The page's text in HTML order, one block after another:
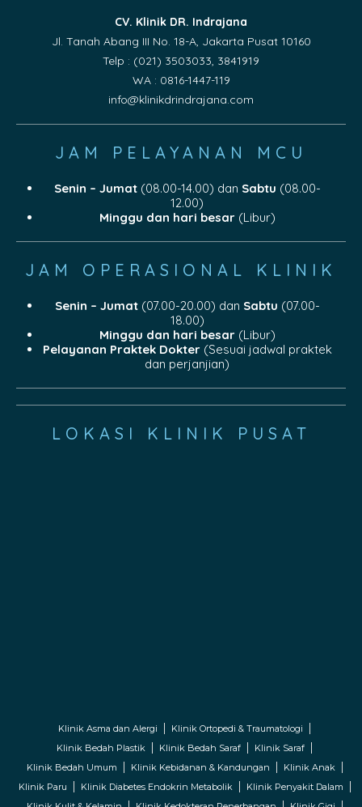
CV. Klinik DR. Indrajana
Jl. Tanah Abang III No. 18-A, Jakarta Pusat 10160
Telp : (021) 3503033, 3841919
WA : 0816-1447-119
info@klinikdrindrajana.com
JAM PELAYANAN MCU
Senin – Jumat(08.00-14.00) dan Sabtu (08.00-
12.00)
Minggu dan hari besar(Libur)
JAM OPERASIONAL KLINIK
Senin – Jumat(07.00-20.00) dan Sabtu (07.00-
18.00)
Minggu dan hari besar(Libur)
Pelayanan Praktek Dokter(Sesuai jadwal praktek
dan perjanjian)
LOKASI KLINIK PUSAT
Klinik Asma dan Alergi
Klinik Ortopedi & Traumatologi
Klinik Bedah Plastik
Klinik Bedah Saraf
Klinik Saraf
Klinik Bedah Umum
Klinik Kebidanan & Kandungan
Klinik Anak
Klinik Paru
Klinik Diabetes Endokrin Metabolik
Klinik Penyakit Dalam